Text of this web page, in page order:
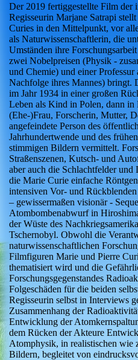
Der 2019 fertiggestellte Film der
Regisseurin Marjane Satrapi
Curies in den Mittelpunkt, vor
als Naturwissenschaftlerin, die
Umständen ihre
zwei Nobelpreisen (Physik -
und Chemie) und einer
Nachfolge ihres Mannes) bringt.
im Jahr 1934 in einer großen
Leben als Kind in Polen, dann in
(Ehe-)Frau, Forscherin, Mutter,
angefeindete Person des
Jahrhundertwende und des
stimmigen Bildern vermittelt.
Straßenszenen, Kutsch- und
aber auch die Schlachtfelder und
die Marie Curie einfache
intensiven Vor- und
– gewissermaßen visionär -
Atombombenabwurf in
der Wüste des
Tschernobyl. Obwohl die
naturwissenschaftlichen
Filmfiguren Marie und Pierre
thematisiert wird und die
Forschungsgegenstandes
Folgeschäden für die beiden
Regisseurin selbst in Interviews
Zusammenhang der
Entwicklung der
dem Rücken der Akteure
Atomphysik, in realistischen wie
Bildern, begleitet von